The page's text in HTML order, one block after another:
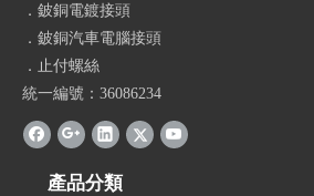
．鈹銅電鍍接頭
．鈹銅汽車電腦接頭
．止付螺絲
統一編號：36086234
產品分類